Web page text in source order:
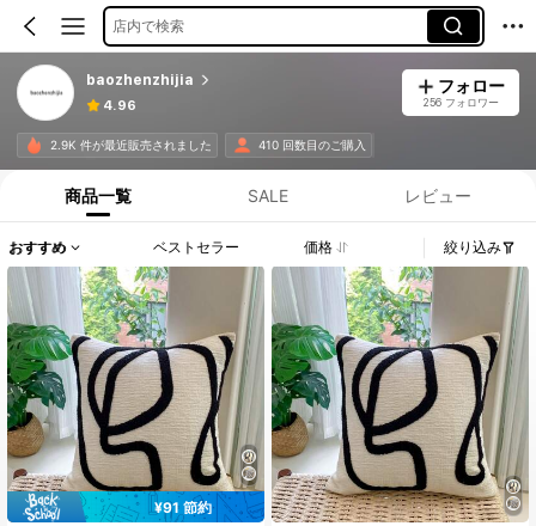
店内で検索
baozhenzhijia
4.96
フォロー
256 フォロワー
2.9K 件が最近販売されました 410 回数目のご購入
商品一覧 SALE レビュー
おすすめ ベストセラー 価格 絞り込み
¥91 節約
#1 ベストセラー
秋 クッションカバー